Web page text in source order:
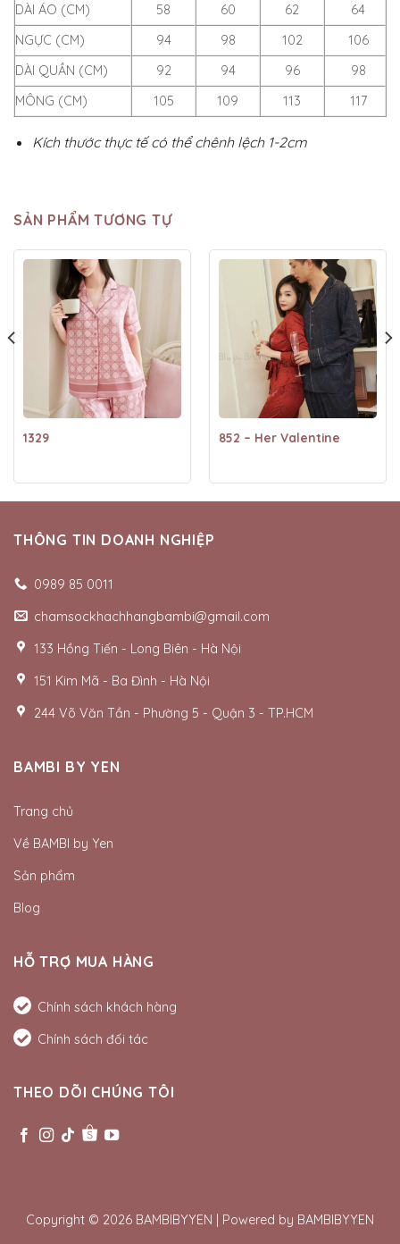
DÀI ÁO (CM)
58 60 62
64
NGỰC (CM)
94 98 102
106
DÀI QUẦN (CM)
92 94 96
98
MÔNG (CM)
105 109 113 117
Kích thước thực tế có thể chênh lệch 1-2cm
SẢN PHẨM TƯƠNG TỰ
1329 852 – Her Valentine
THÔNG TIN DOANH NGHIỆP
0989 85 0011
chamsockhachhangbambi@gmail.com
133 Hồng Tiến - Long Biên - Hà Nội
151 Kim Mã - Ba Đình - Hà Nội
244 Võ Văn Tần - Phường 5 - Quận 3 - TP.HCM
BAMBI BY YEN
Trang chủ
Về BAMBI by Yen
Sản phẩm
Blog
HỖ TRỢ MUA HÀNG
Chính sách khách hàng
Chính sách đối tác
THEO DÕI CHÚNG TÔI
Copyright © 2026 BAMBIBYYEN | Powered by BAMBIBYYEN